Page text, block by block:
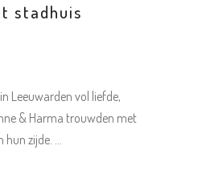
stadhuis
Leeuwarden vol liefde,
& Harma trouwden met
hun zijde.